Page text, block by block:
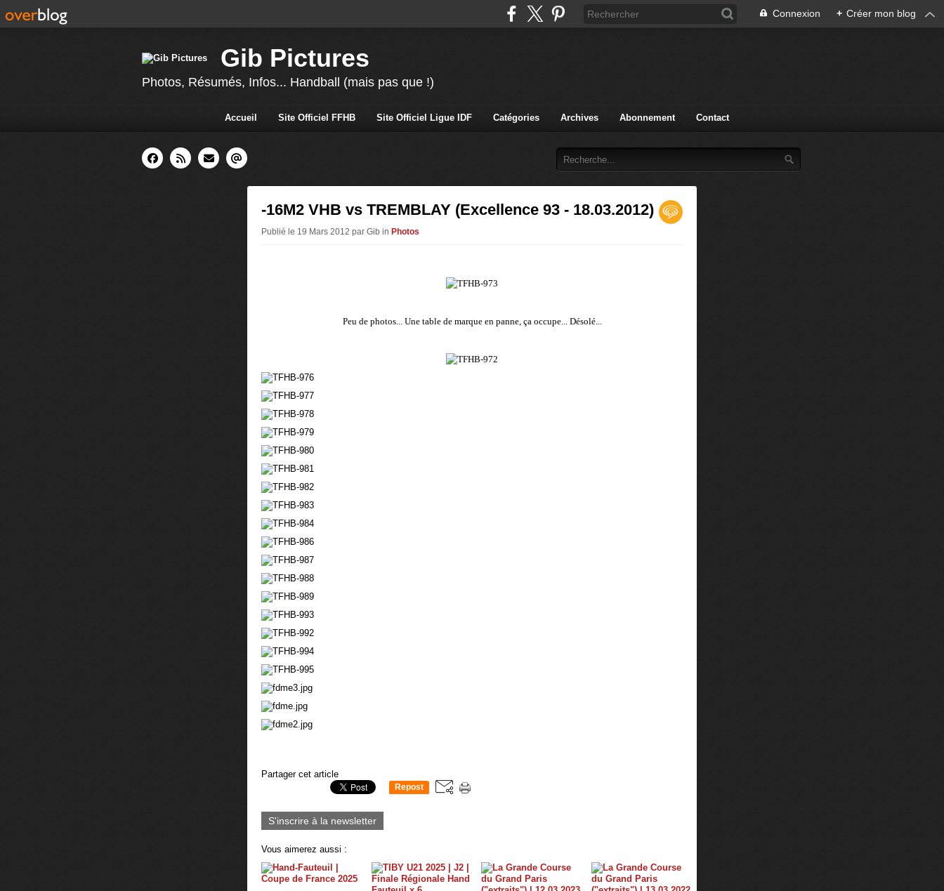
Connexion + Créer mon blog
Gib Pictures
Photos, Résumés, Infos... Handball (mais pas que !)
Accueil Site Officiel FFHB Site Officiel Ligue IDF Catégories Archives Abonnement Contact
-16M2 VHB vs TREMBLAY (Excellence 93 - 18.03.2012)
Publié le 19 Mars 2012 par Gib in Photos
Peu de photos... Une table de marque en panne, ça occupe... Désolé...
Partager cet article
Repost
S'inscrire à la newsletter
Vous aimerez aussi :